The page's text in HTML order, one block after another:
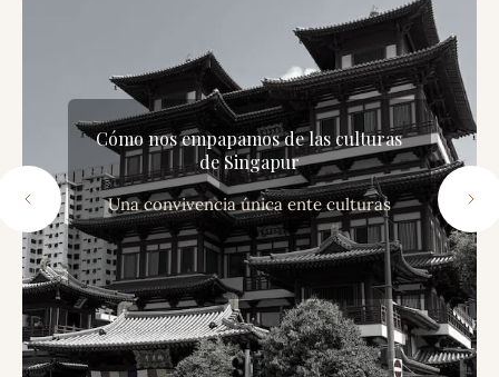
George Town, su pasado y su
callejero
Una ciudad que se recorre
paredes